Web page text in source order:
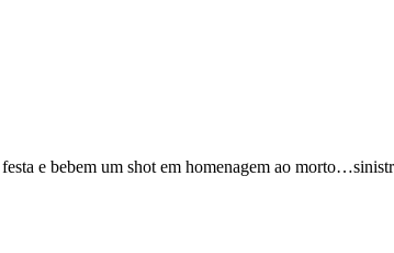
e bebem um shot em homenagem ao